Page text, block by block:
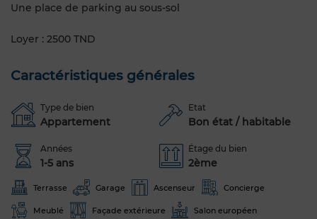
Une place de parking au sous-sol
Loyer : 2500 TND
Caractéristiques générales
Type de bien
Appartement
Etat
Bon état / habitable
Années
1-5 ans
Étage du bien
2ème
Terrasse Garage Ascenseur Concierge
Meublé Façade extérieure Salon européen